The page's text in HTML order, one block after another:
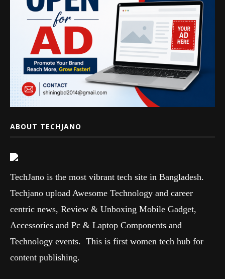
ABOUT TECHJANO
TechJano is the most vibrant tech site in Bangladesh.
Techjano upload Awesome Technology and career
centric news, Review & Unboxing Mobile Gadget,
Accessories and Pc & Laptop Components and
Technology events. This is first women tech hub for
content publishing.